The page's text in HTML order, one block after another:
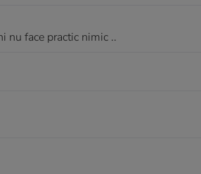
nu face practic nimic ..